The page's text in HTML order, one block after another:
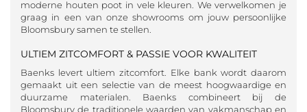
moderne houten poot in vele kleuren. We verwelkomen je
graag in een van onze showrooms om jouw persoonlijke
Bloomsbury samen te stellen.
ULTIEM ZITCOMFORT & PASSIE VOOR KWALITEIT
Baenks levert ultiem zitcomfort. Elke bank wordt daarom
gemaakt uit een selectie van de meest hoogwaardige en
duurzame materialen. Baenks combineert bij de
Bloomsbury de traditionele waarden van vakmanschap en